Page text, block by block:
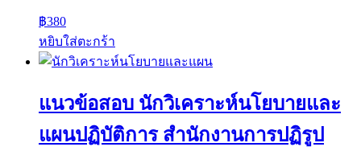
฿380
หยิบใส่ตะกร้า
แนวข้อสอบ นักวิเคราะห์นโยบายและ
แผนปฏิบัติการ สำนักงานการปฏิรูป